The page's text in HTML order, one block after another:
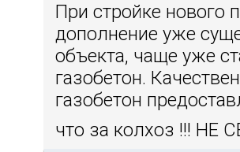
При стройке нового
дополнение уже
объекта, чаще уже
газобетон.
газобетон
что за колхоз !!! НЕ